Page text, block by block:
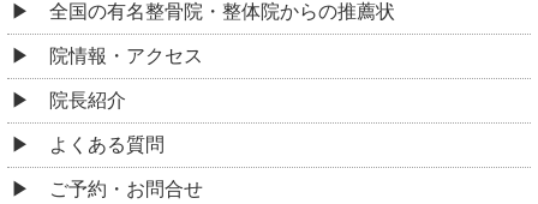
全国の有名整骨院・整体院からの推薦状
院情報・アクセス
院長紹介
よくある質問
ご予約・お問合せ